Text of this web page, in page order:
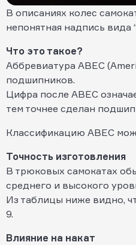
В описаниях колес
непонятная надпись вида
Что это такое?
Аббревиатура ABEC
подшипников.
Цифра после ABEC
тем точнее сделан
Классификацию ABEC
Точность изготовления
В трюковых самокатах
среднего и высокого
Из таблицы ниже видно,
9.
Влияние на накат